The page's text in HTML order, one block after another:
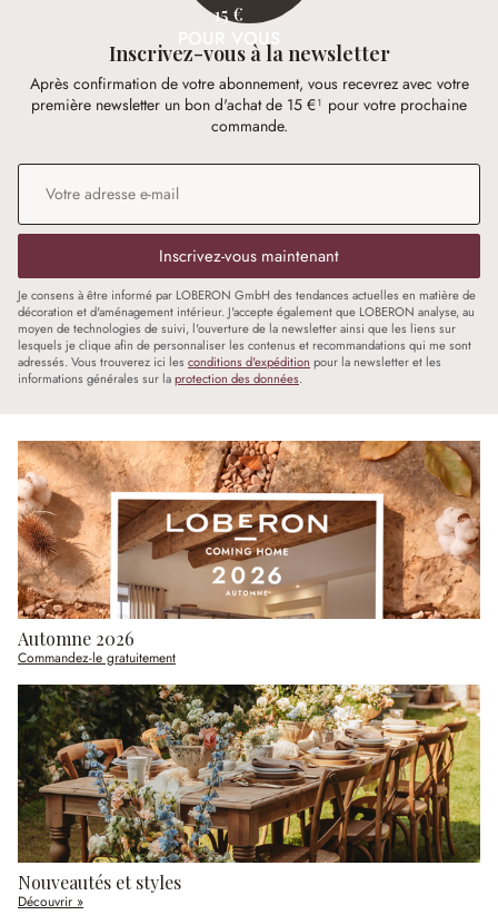
15 €
POUR VOUS
Inscrivez-vous à la newsletter
Après confirmation de votre abonnement, vous recevrez avec votre
première newsletter un bon d'achat de 15 €¹ pour votre prochaine
commande.
Adresse e-mail
Inscrivez-vous maintenant
Je consens à être informé par LOBERON GmbH des tendances actuelles en matière de
décoration et d'aménagement intérieur. J'accepte également que LOBERON analyse, au
moyen de technologies de suivi, l'ouverture de la newsletter ainsi que les liens sur
lesquels je clique afin de personnaliser les contenus et recommandations qui me sont
adressés. Vous trouverez ici les conditions d'expédition pour la newsletter et les
informations générales sur laprotection des données.
Automne 2026
Commandez-le gratuitement
Nouveautés et styles
Découvrir »